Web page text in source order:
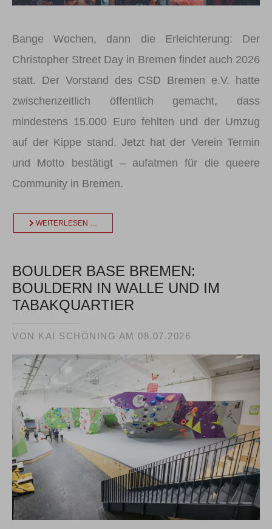
Bange Wochen, dann die Erleichterung: Der
Christopher Street Day in Bremen findet auch 2026
statt. Der Vorstand des CSD Bremen e.V. hatte
zwischenzeitlich öffentlich gemacht, dass
mindestens 15.000 Euro fehlten und der Umzug
auf der Kippe stand. Jetzt hat der Verein Termin
und Motto bestätigt – aufatmen für die queere
Community in Bremen.
WEITERLESEN …
BOULDER BASE BREMEN:
BOULDERN IN WALLE UND IM
TABAKQUARTIER
VON KAI SCHÖNING AM 08.07.2026